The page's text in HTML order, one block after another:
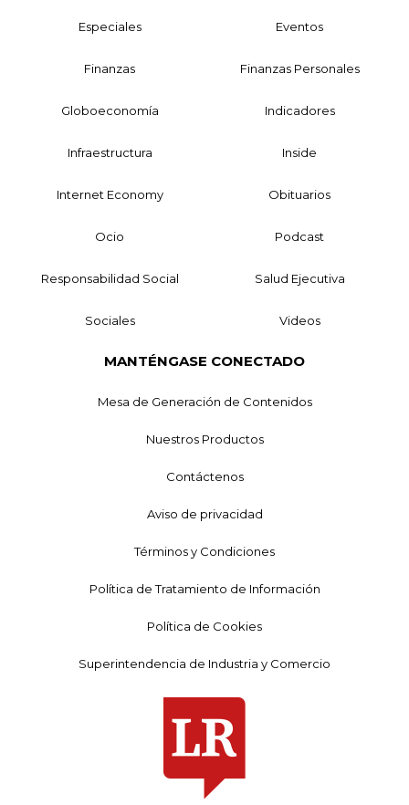
Especiales Eventos
Finanzas Finanzas Personales
Globoeconomía Indicadores
Infraestructura Inside
Internet Economy Obituarios
Ocio Podcast
Responsabilidad Social Salud Ejecutiva
Sociales Videos
MANTÉNGASE CONECTADO
Mesa de Generación de Contenidos
Nuestros Productos
Contáctenos
Aviso de privacidad
Términos y Condiciones
Política de Tratamiento de Información
Política de Cookies
Superintendencia de Industria y Comercio